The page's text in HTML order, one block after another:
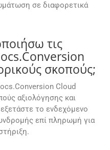
σε διαφορετικά
τις
σκοπούς;
Cloud
αξιολόγησης και
το ενδεχόμενο
επί πληρωμή για